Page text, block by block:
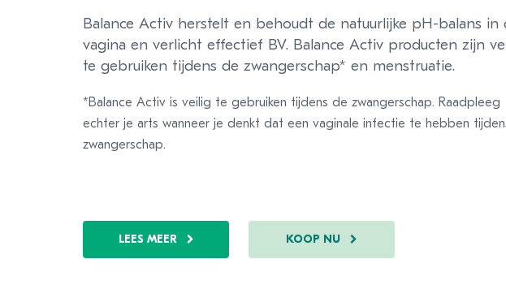
Balance Activ herstelt en behoudt de natuurlijke pH-balans in
vagina en verlicht effectief BV. Balance Activ producten zijn
te gebruiken tijdens de zwangerschap* en menstruatie.
*Balance Activ is veilig te gebruiken tijdens de zwangerschap. Raadpleeg
echter je arts wanneer je denkt dat een vaginale infectie te hebben
zwangerschap.
LEES MEER KOOP NU